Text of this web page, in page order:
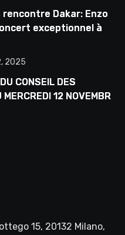
rencontre Dakar: Enzo
exceptionnel à
2025
CONSEIL DES
12 NOVEMBRE
15, 20132 Milano,